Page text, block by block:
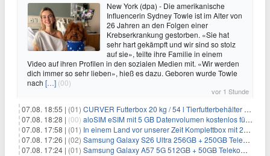
New York (dpa) - Die amerikanische
Influencerin Sydney Towle ist im Alter von
26 Jahren an den Folgen einer
Krebserkrankung gestorben. «Sie hat
sehr hart gekämpft und wir sind so stolz
auf sie», teilte ihre Familie in einem
Video auf ihren Profilen in den sozialen Medien mit. «Wir werden
dich immer so sehr lieben», hieß es dazu. Geboren wurde Towle
nach […] (00)
vor 1 Stunde
07.08. 18:55 | (01) CURVER Futterbox 20 kg / 54 l Tierfutterbehälter mit Rollen für 19,99€
07.08. 18:28 | (00) aloSIM eSIM mit 5 GB Datenvolumen kostenlos für Windscribe-Pro-Nutzer
07.08. 17:58 | (01) In einem Land vor unserer Zeit Komplettbox mit 27 DVDs für 59,49€
07.08. 17:26 | (02) Samsung Galaxy S26 Ultra 256GB + 250GB Telekom-Netz für 34€/Monat (effektiv 5,42€/Monat)
07.08. 17:24 | (01) Samsung Galaxy A57 5G 512GB + 50GB Telekom-Netz für 20€/Monat (effektiv 3,33€/Monat)